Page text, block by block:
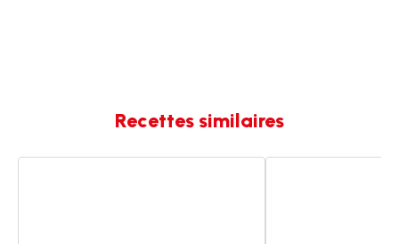
Recettes similaires